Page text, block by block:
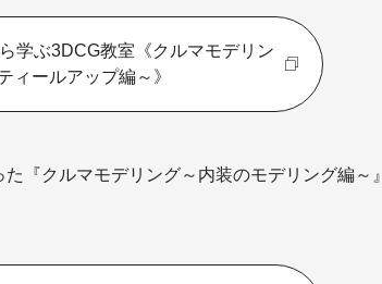
学ぶ3DCG教室《クルマモデリン
ィールアップ編～》
『クルマモデリング～内装のモデリング編～』